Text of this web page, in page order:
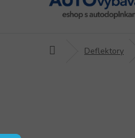
DomovDeflektory